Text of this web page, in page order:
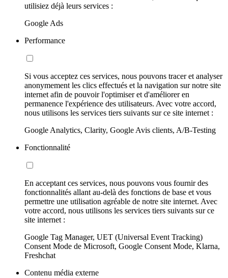
utilisiez déjà leurs services :
Google Ads
Performance
Si vous acceptez ces services, nous pouvons tracer et analyser
anonymement les clics effectués et la navigation sur notre site
internet afin de pouvoir l'optimiser et d'améliorer en
permanence l'expérience des utilisateurs. Avec votre accord,
nous utilisons les services tiers suivants sur ce site internet :
Google Analytics, Clarity, Google Avis clients, A/B-Testing
Fonctionnalité
En acceptant ces services, nous pouvons vous fournir des
fonctionnalités allant au-delà des fonctions de base et vous
permettre une utilisation agréable de notre site internet. Avec
votre accord, nous utilisons les services tiers suivants sur ce
site internet :
Google Tag Manager, UET (Universal Event Tracking)
Consent Mode de Microsoft, Google Consent Mode, Klarna,
Freshchat
Contenu média externe